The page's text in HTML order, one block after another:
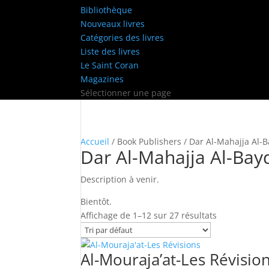
Bibliothèque
Nouveaux livres
Catégories des livres
Liste des livres
Le Saint Coran
Magazines
Sélectionner une page
Accueil / Book Publishers / Dar Al-Mahajja Al-
Dar Al-Mahajja Al-
Description à venir.
Bientôt.
Affichage de 1–12 sur 27 résultats
Al-Mouraja’at-Les